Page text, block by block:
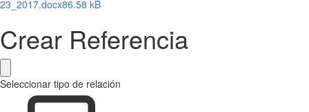
23_2017.docx86.58 kB
Crear Referencia
Seleccionar tipo de relación